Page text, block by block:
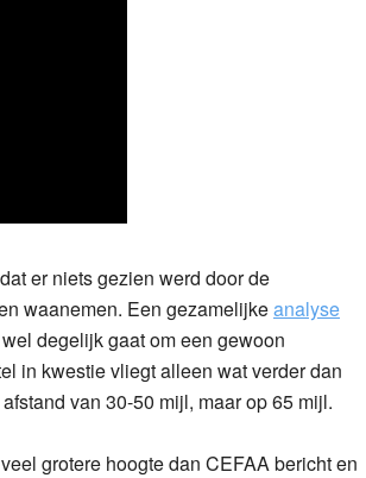
er niets gezien werd door de
waanemen. Een gezamelijkeanalyse
degelijk gaat om een gewoon
in kwestie vliegt alleen wat verder dan
van 30-50 mijl, maar op 65 mijl.
grotere hoogte dan CEFAA bericht en